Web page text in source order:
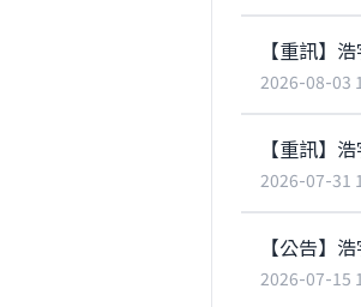
【重訊】
2026-08-03
2026-07-31
【公告】
2026-07-15